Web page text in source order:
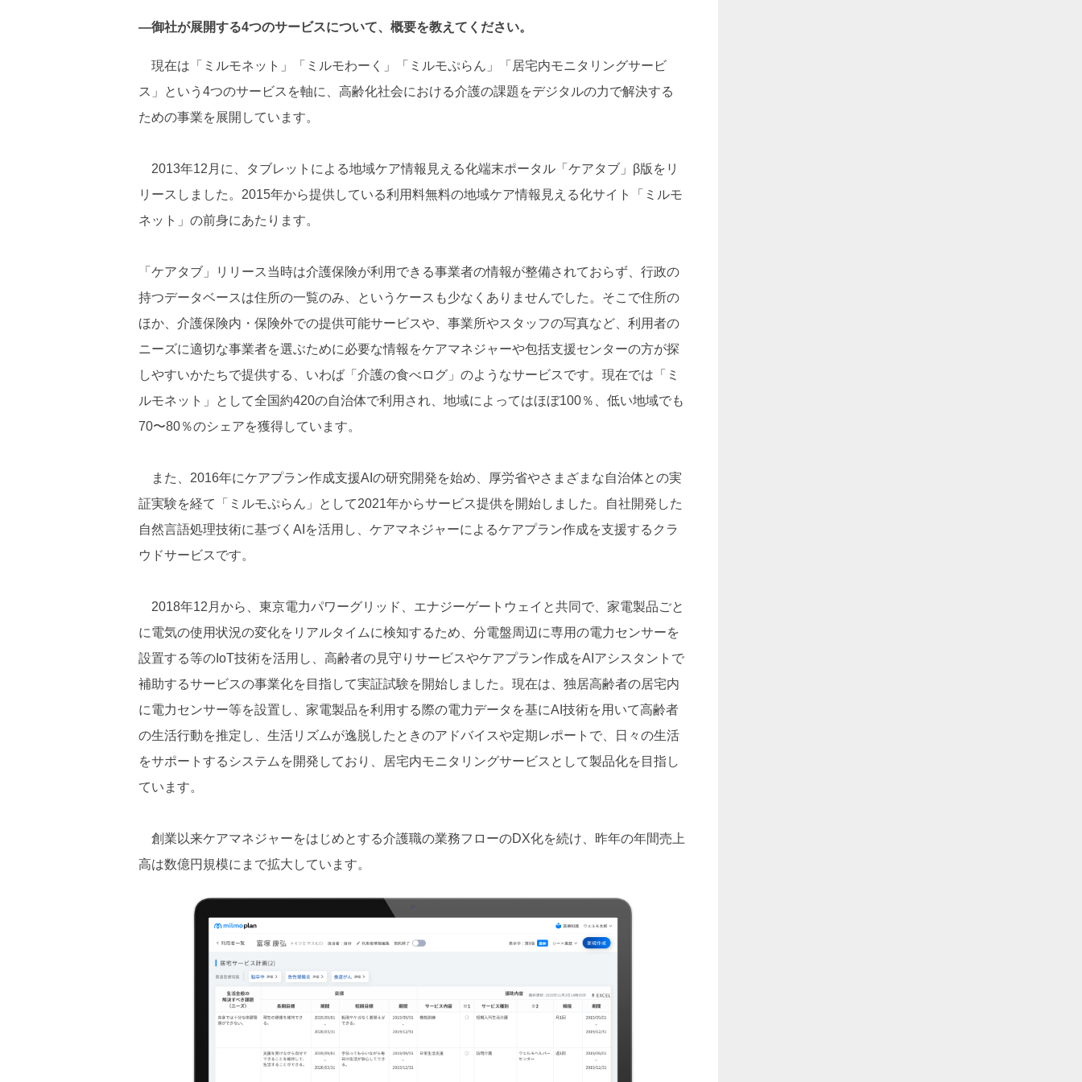
―御社が展開する4つのサービスについて、概要を教えてください。
現在は「ミルモネット」「ミルモわーく」「ミルモぷらん」「居宅内モニタリングサービ
ス」という4つのサービスを軸に、高齢化社会における介護の課題をデジタルの力で解決する
ための事業を展開しています。
2013年12月に、タブレットによる地域ケア情報見える化端末ポータル「ケアタブ」β版をリ
リースしました。2015年から提供している利用料無料の地域ケア情報見える化サイト「ミルモ
ネット」の前身にあたります。
「ケアタブ」リリース当時は介護保険が利用できる事業者の情報が整備されておらず、行政の
持つデータベースは住所の一覧のみ、というケースも少なくありませんでした。そこで住所の
ほか、介護保険内・保険外での提供可能サービスや、事業所やスタッフの写真など、利用者の
ニーズに適切な事業者を選ぶために必要な情報をケアマネジャーや包括支援センターの方が探
しやすいかたちで提供する、いわば「介護の食べログ」のようなサービスです。現在では「ミ
ルモネット」として全国約420の自治体で利用され、地域によってはほぼ100％、低い地域でも
70〜80％のシェアを獲得しています。
また、2016年にケアプラン作成支援AIの研究開発を始め、厚労省やさまざまな自治体との実
証実験を経て「ミルモぷらん」として2021年からサービス提供を開始しました。自社開発した
自然言語処理技術に基づくAIを活用し、ケアマネジャーによるケアプラン作成を支援するクラ
ウドサービスです。
2018年12月から、東京電力パワーグリッド、エナジーゲートウェイと共同で、家電製品ごと
に電気の使用状況の変化をリアルタイムに検知するため、分電盤周辺に専用の電力センサーを
設置する等のIoT技術を活用し、高齢者の見守りサービスやケアプラン作成をAIアシスタントで
補助するサービスの事業化を目指して実証試験を開始しました。現在は、独居高齢者の居宅内
に電力センサー等を設置し、家電製品を利用する際の電力データを基にAI技術を用いて高齢者
の生活行動を推定し、生活リズムが逸脱したときのアドバイスや定期レポートで、日々の生活
をサポートするシステムを開発しており、居宅内モニタリングサービスとして製品化を目指し
ています。
創業以来ケアマネジャーをはじめとする介護職の業務フローのDX化を続け、昨年の年間売上
高は数億円規模にまで拡大しています。